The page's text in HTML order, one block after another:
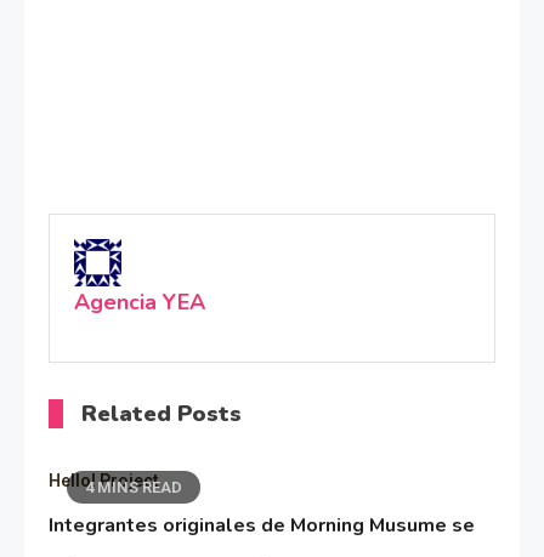
Agencia YEA
Related Posts
4 MINS READ
Hello! Project
Integrantes originales de Morning Musume se